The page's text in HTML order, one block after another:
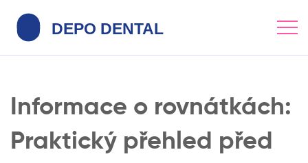
Informace o rovnátkách:
Praktický přehled před